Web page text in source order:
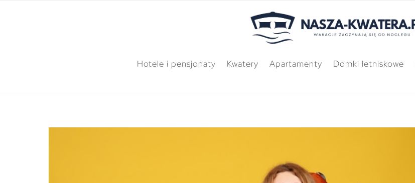
Hotele i pensjonaty Kwatery Apartamenty Domki letniskowe